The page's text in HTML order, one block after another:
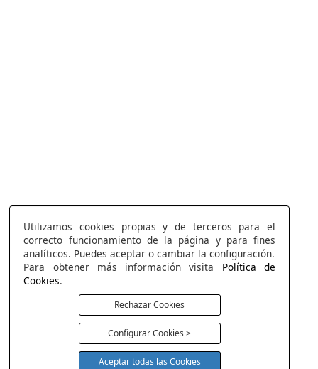
Utilizamos cookies propias y de terceros para el
correcto funcionamiento de la página y para fines
analíticos. Puedes aceptar o cambiar la configuración.
Para obtener más información visita Política de
Cookies.
Rechazar Cookies
Configurar Cookies >
Aceptar todas las Cookies